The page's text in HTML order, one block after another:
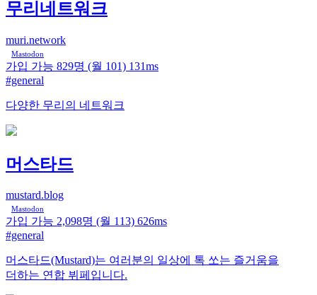
무리네트워크
muri.network
Mastodon
가입 가능 829명 (월 101) 131ms
#general
다양한 무리의 네트워크
머스타드
mustard.blog
Mastodon
가입 가능 2,098명 (월 113) 626ms
#general
머스타드(Mustard)는 여러분의 일상에 톡 쏘는 즐거움을
더하는 연합 뷔페입니다.